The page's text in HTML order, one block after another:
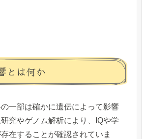
とは何か
一部は確かに遺伝によって影響
究やゲノム解析により、IQや学
在することが確認されていま